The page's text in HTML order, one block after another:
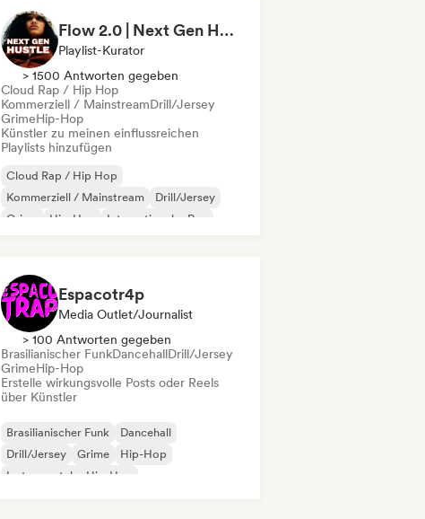
Flow 2.0 | Next Gen Hustle
Playlist-Kurator
> 1500 Antworten gegeben
Cloud Rap / Hip Hop
Kommerziell / MainstreamDrill/Jersey
GrimeHip-Hop
Künstler zu meinen einflussreichen
Playlists hinzufügen
Cloud Rap / Hip Hop
Kommerziell / Mainstream
Drill/Jersey
Grime
Hip-Hop
Internationaler Rap
Espacotr4p
Media Outlet/Journalist
> 100 Antworten gegeben
Brasilianischer FunkDancehallDrill/Jersey
GrimeHip-Hop
Erstelle wirkungsvolle Posts oder Reels
über Künstler
Brasilianischer Funk
Dancehall
Drill/Jersey
Grime
Hip-Hop
Instrumentaler Hip-Hop